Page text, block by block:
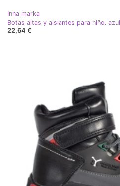
Inna marka
Botas altas y aislantes para niño. azul
22,64 €